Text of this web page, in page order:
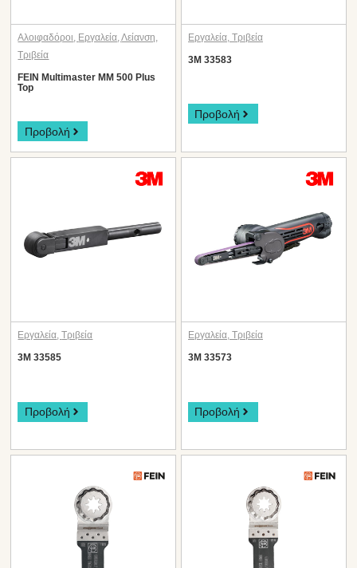
Αλοιφαδόροι, Εργαλεία,Λείανση,
Τριβεία
FEIN Multimaster MM 500 Plus
Top
Προβολή
Εργαλεία, Τριβεία
3M 33583
Προβολή
Εργαλεία,Τριβεία
3M 33585
Προβολή
Εργαλεία, Τριβεία
3M 33573
Προβολή